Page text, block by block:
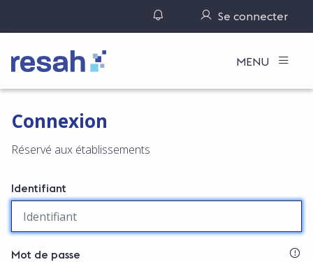
Gérer ses notifications
Se connecter
Logo Resah MENU
Connexion
Réservé aux établissements
Identifiant
Mot de passe